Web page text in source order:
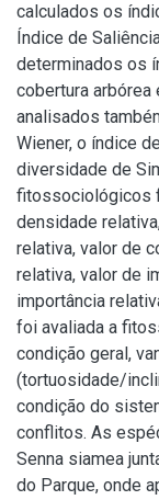
calculados os
Índice de
determinados os
cobertura arbórea
analisados
Wiener, o índice
diversidade de
fitossociológicos
densidade
relativa, valor de
relativa, valor de
importância
foi avaliada a
condição geral,
(tortuosidade/
condição do
conflitos. As
Senna siamea
do Parque, onde